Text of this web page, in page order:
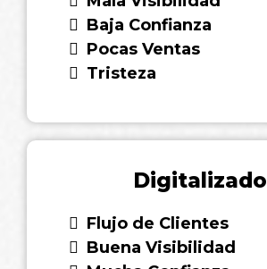
Baja Confianza
Pocas Ventas
Tristeza
Digitalizado
Flujo de Clientes
Buena Visibilidad